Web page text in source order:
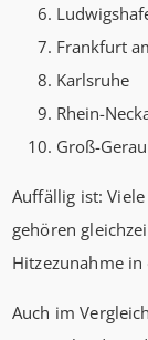
Frankfurt
Karlsruhe
Rhein-
Groß-Gerau
Auffällig ist:
gehören
Hitzezunahme in
Auch im